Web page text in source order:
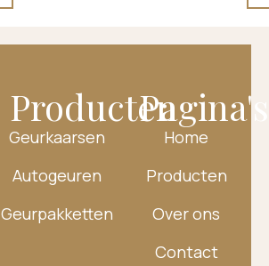
Producten
Geurkaarsen
Autogeuren
Geurpakketten
Pagina's
Home
Producten
Over ons
Contact